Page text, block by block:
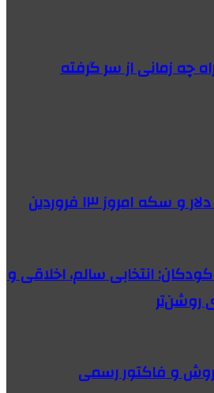
چه زمانی از سر گرفته
سکه امروز ۱۳ فروردین
انتخابی سالم، اخلاقی و
روشن‌تر
و فاکتور رسمی